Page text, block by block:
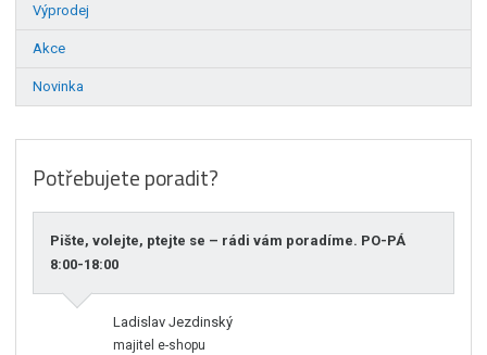
Výprodej
Akce
Novinka
Potřebujete poradit?
Pište, volejte, ptejte se – rádi vám poradíme. PO-PÁ
8:00-18:00
Ladislav Jezdinský
majitel e-shopu